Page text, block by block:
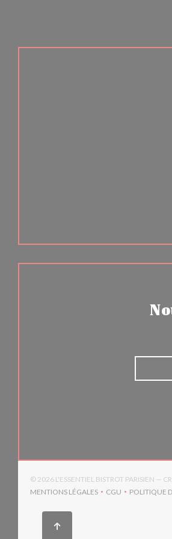
© 2026 L'ESSENTIEL BISTROT PARISIEN —
MENTIONS LÉGALES
((OUVRE UNE NOUVELLE
CGU
((OUVRE UNE
POLITIQUE